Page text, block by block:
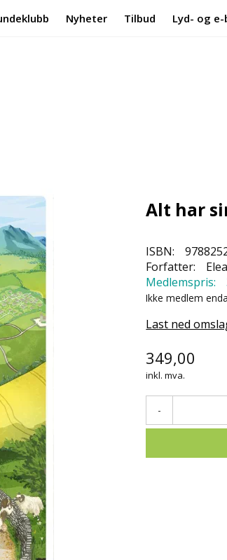
Nyheter Tilbud Lyd- og
Alt har
ISBN:
Forfatter:
Medlemspris:
Ikke medlem
Last ned
349,00
inkl. mva.
-